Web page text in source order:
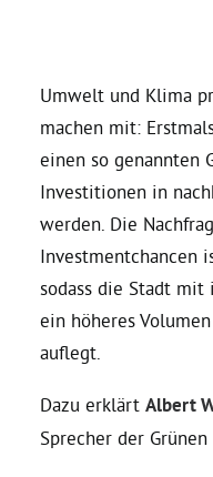
Robin Korte, MdL
Delegierte
Grüne im
Ratsfraktion
Umwelt und Klima
machen mit:
einen so genannten
Investitionen in
werden. Die
Investmentchancen
sodass die Stadt
ein höheres
auflegt.
Dazu erklärt Albert
Sprecher der